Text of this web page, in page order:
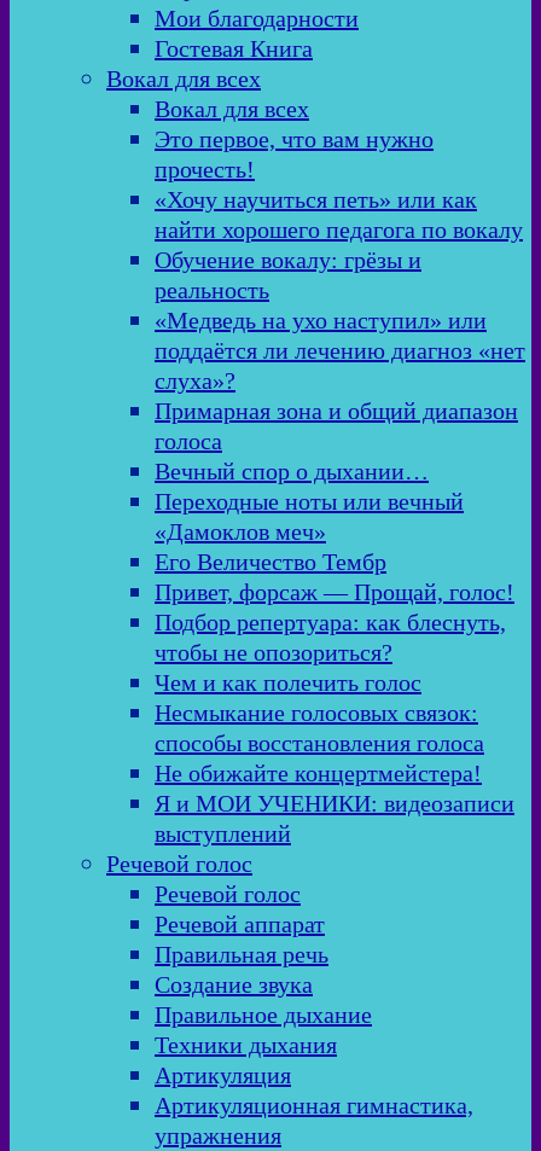
Мои благодарности
Гостевая Книга
Вокал для всех
Вокал для всех
Это первое, что вам нужно
прочесть!
«Хочу научиться петь» или как
найти хорошего педагога по вокалу
Обучение вокалу: грёзы и
реальность
«Медведь на ухо наступил» или
поддаётся ли лечению диагноз «нет
слуха»?
Примарная зона и общий диапазон
голоса
Вечный спор о дыхании…
Переходные ноты или вечный
«Дамоклов меч»
Его Величество Тембр
Привет, форсаж — Прощай, голос!
Подбор репертуара: как блеснуть,
чтобы не опозориться?
Чем и как полечить голос
Несмыкание голосовых связок:
способы восстановления голоса
Не обижайте концертмейстера!
Я и МОИ УЧЕНИКИ: видеозаписи
выступлений
Речевой голос
Речевой голос
Речевой аппарат
Правильная речь
Создание звука
Правильное дыхание
Техники дыхания
Артикуляция
Артикуляционная гимнастика,
упражнения